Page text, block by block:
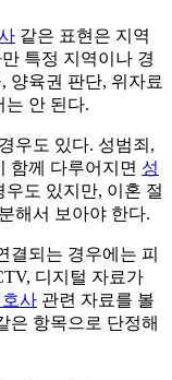
같은 표현은 지역
특정 지역이나 경
양육권 판단, 위자료
는 안 된다.
우도 있다. 성범죄,
함께 다루어지면 성
도 있지만, 이혼 절
해서 보아야 한다.
결되는 경우에는 피
디지털 자료가
사 관련 자료를 볼
은 항목으로 단정해